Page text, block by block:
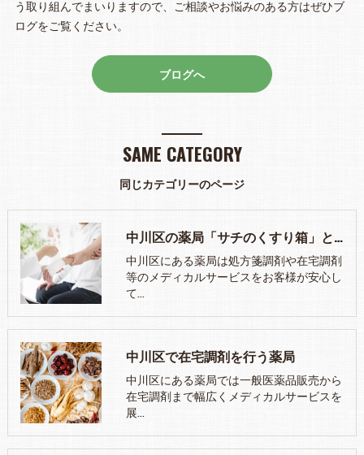
う取り組んでまいりますので、ご相談やお悩みのある方はぜひブ
ログをご覧ください。
ブログへ
同じカテゴリーのページ
SAME CATEGORY
中川区の薬局「サチのくすり箱」とは
中川区にある薬局は処方箋調剤や在宅調剤
等のメディカルサービスをお客様が安心し
て…
中川区で在宅調剤を行う薬局
中川区にある薬局では一般医薬品販売から
在宅調剤まで幅広くメディカルサービスを
展…